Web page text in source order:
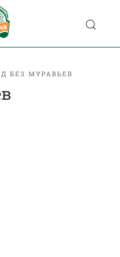
БЕЗ МУРАВЬЕВ